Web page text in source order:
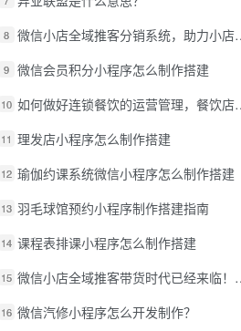
8 微信小店全域推客分销系统，助力小店商家达人创作者抢占万亿蓝海市场！
9 微信会员积分小程序怎么制作搭建
10 如何做好连锁餐饮的运营管理，餐饮店小程序需要什么功能?
11 理发店小程序怎么制作搭建
12 瑜伽约课系统微信小程序怎么制作搭建
13 羽毛球馆预约小程序制作搭建指南
14 课程表排课小程序怎么制作搭建
15 微信小店全域推客带货时代已经来临！微信推客分享系统助力抢夺红利！
16 微信汽修小程序怎么开发制作？